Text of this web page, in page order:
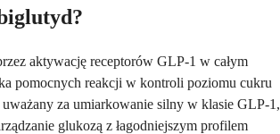
aktywację receptorów GLP-1 w całym
pomocnych reakcji w kontroli poziomu cukru
za umiarkowanie silny w klasie GLP-1,
glukozą z łagodniejszym profilem